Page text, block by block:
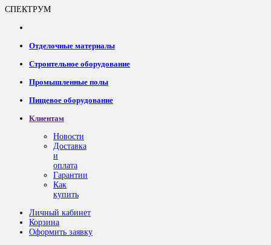
СПЕКТРУМ
Отделочные материалы
Строительное оборудование
Промышленные полы
Пищевое оборудование
Клиентам
Новости
Доставка
и
оплата
Гарантии
Как
купить
Личный кабинет
Корзина
Оформить заявку